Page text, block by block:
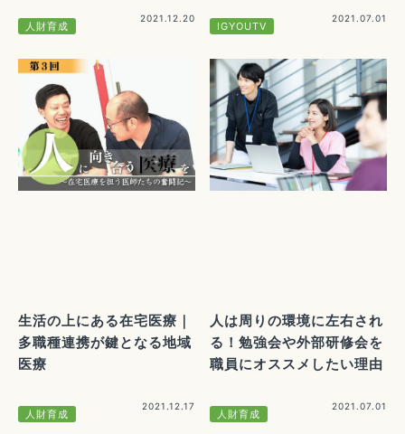
人財育成
2021.12.20
IGYOUTV
2021.07.01
生活の上にある在宅医療｜
多職種連携が鍵となる地域
医療
人財育成
2021.12.17
人は周りの環境に左右され
る！勉強会や外部研修会を
職員にオススメしたい理由
人財育成
2021.07.01